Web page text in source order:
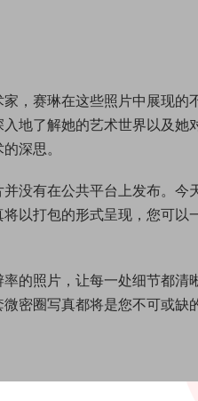
，赛琳在这些照片中展现的
地了解她的艺术世界以及她
深思。
没有在公共平台上发布。今
以打包的形式呈现，您可以
的照片，让每一处细节都清
密圈写真都将是您不可或缺